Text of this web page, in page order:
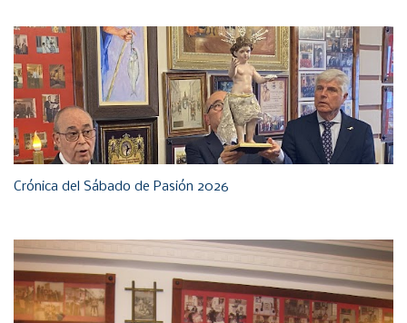
Crónica del Sábado de Pasión 2026